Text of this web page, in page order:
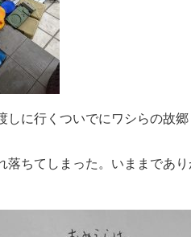
しに行くついでにワシらの故
落ちてしまった。いままであ